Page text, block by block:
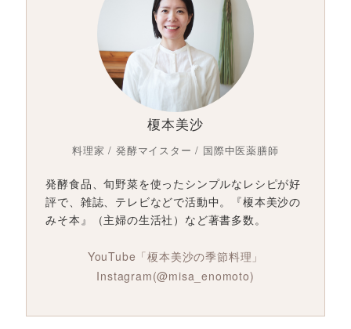
榎本美沙
料理家 / 発酵マイスター / 国際中医薬膳師
発酵食品、旬野菜を使ったシンプルなレシピが好
評で、雑誌、テレビなどで活動中。『榎本美沙の
みそ本』（主婦の生活社）など著書多数。
YouTube「榎本美沙の季節料理」
Instagram(@misa_enomoto)